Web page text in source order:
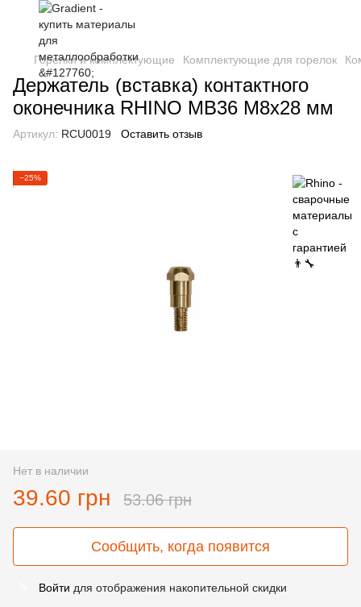
Горелки и комплектующие Комплектующие для горелок
Держатель (вставка) контактного
оконечника RHINO MB36 M8x28 мм
Артикул: RCU0019 Оставить отзыв
−25%
Нет в наличии
39.60 грн 53.06 грн
Сообщить, когда появится
Войти для отображения накопительной скидки